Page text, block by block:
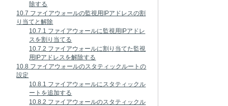
除する
10.7 ファイアウォールの監視用IPアドレスの割
り当てと解除
10.7.1 ファイアウォールに監視用IPアドレ
スを割り当てる
10.7.2 ファイアウォールに割り当てた監視
用IPアドレスを解除する
10.8 ファイアウォールのスタティックルートの
設定
10.8.1 ファイアウォールにスタティックル
ートを追加する
10.8.2 ファイアウォールのスタティックル